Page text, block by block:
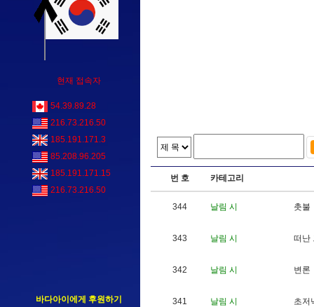
현재 접속자
54.39.89.28
216.73.216.50
185.191.171.3
85.208.96.205
185.191.171.15
216.73.216.50
바다아이에게 후원하기
번 호 카테고리
344 날림 시 촛불
343 날림 시 떠 난
342 날림 시 변 론
341 날림 시 초저